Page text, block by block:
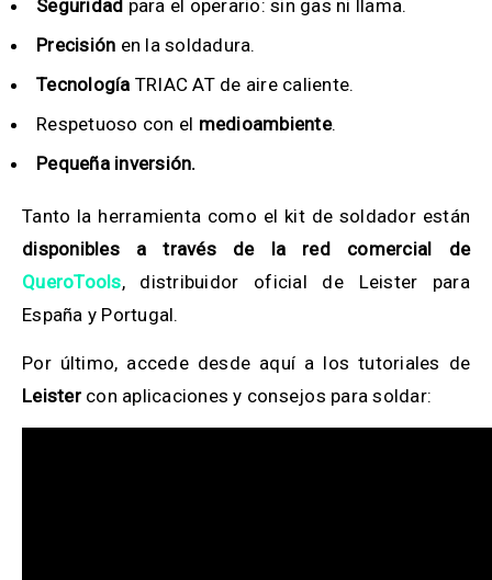
Seguridad para el operario: sin gas ni llama.
Precisión en la soldadura.
Tecnología TRIAC AT de aire caliente.
Respetuoso con el medioambiente.
Pequeña inversión.
Tanto la herramienta como el kit de soldador están
disponibles a través de la red comercial de
QueroTools, distribuidor oficial de Leister para
España y Portugal.
Por último, accede desde aquí a los tutoriales de
Leistercon aplicaciones y consejos para soldar: